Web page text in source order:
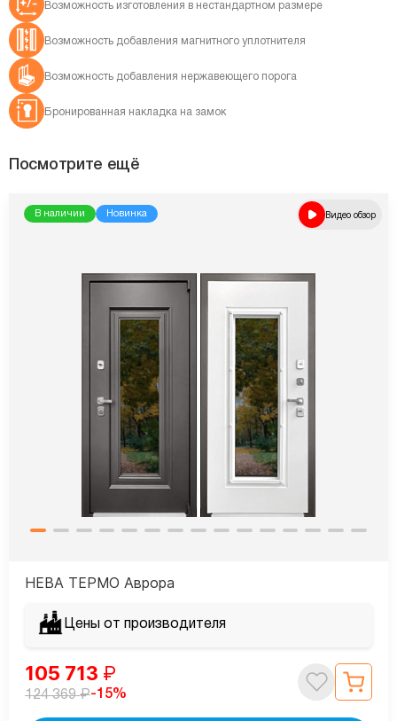
Возможность изготовления в нестандартном размере
Возможность добавления магнитного уплотнителя
Возможность добавления нержавеющего порога
Бронированная накладка на замок
Посмотрите ещё
В наличии Новинка Видео обзор
НЕВА ТЕРМО Аврора
Цены от производителя
105 713 ₽
124 369₽-15%